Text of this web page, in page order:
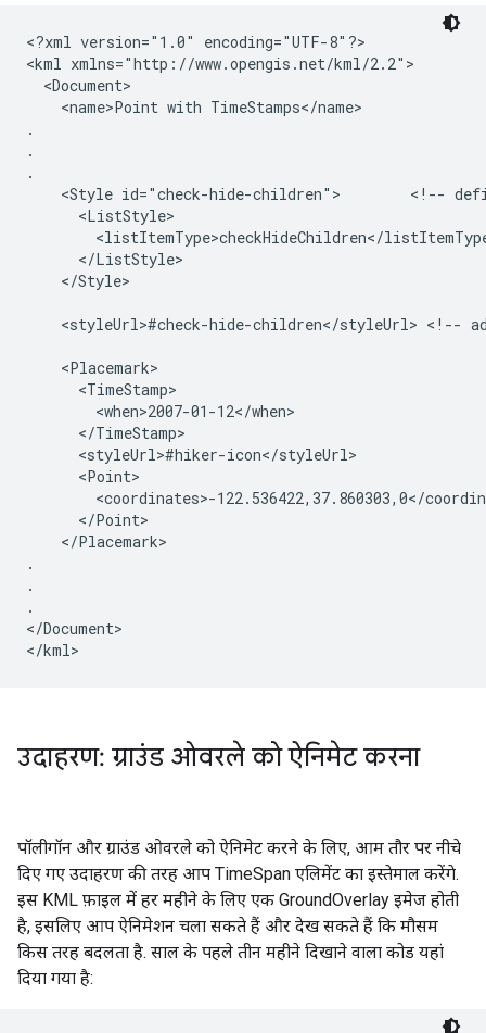
<?xml version="1.0" encoding="UTF-8"?>
<kml xmlns="http://www.opengis.net/kml/2.2">
  <Document>
    <name>Point with TimeStamps</name>
.
.
.
<Style id="check-hide-children">        <!--
      <ListStyle>
<listItemType>checkHideChildren</
      </ListStyle>
    <Placemark>
      <TimeStamp>
        <when>2007-01-12</when>
      </TimeStamp>
      <styleUrl>#hiker-icon</styleUrl>
      <Point>
<coordinates>-122.536422,37.860303,0</
      </Point>
    </Placemark>
.
.
.
</Document>
</kml>
उदाहरण: ग्राउंड ओवरले को ऐनिमेट करना
पॉलीगॉन और ग्राउंड ओवरले को ऐनिमेट करने के लिए, आम तौर पर नीचे
दिए गए उदाहरण की तरह आप TimeSpan एलिमेंट का इस्तेमाल करेंगे.
इस KML फ़ाइल में हर महीने के लिए एक GroundOverlay इमेज होती
है, इसलिए आप ऐनिमेशन चला सकते हैं और देख सकते हैं कि मौसम
किस तरह बदलता है. साल के पहले तीन महीने दिखाने वाला कोड यहां
दिया गया है: